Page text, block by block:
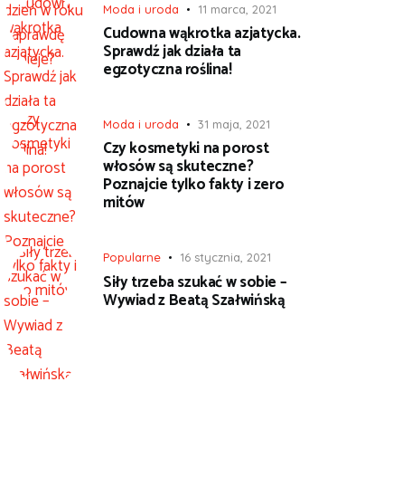
Moda i uroda 11 marca, 2021
Cudowna wąkrotka azjatycka.
Sprawdź jak działa ta
egzotyczna roślina!
Moda i uroda 31 maja, 2021
Czy kosmetyki na porost
włosów są skuteczne?
Poznajcie tylko fakty i zero
mitów
Popularne 16 stycznia, 2021
Siły trzeba szukać w sobie –
Wywiad z Beatą Szałwińską